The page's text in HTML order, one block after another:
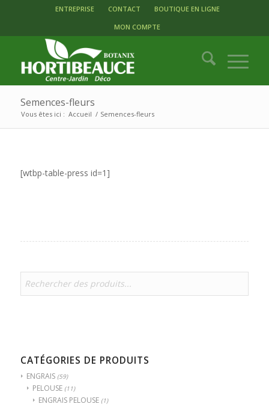
ENTREPRISE CONTACT
BOUTIQUE EN LIGNE
MON COMPTE
Semences-fleurs
Vous êtes ici : Accueil / Semences-fleurs
[wtbp-table-press id=1]
CATÉGORIES DE PRODUITS
ENGRAIS (59)
PELOUSE (11)
ENGRAIS PELOUSE (1)